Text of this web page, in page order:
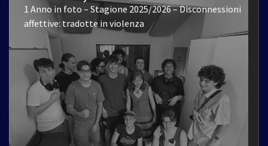
1 Anno in foto – Stagione 2025/2026 – Disconnessioni
affettive: tradotte in violenza